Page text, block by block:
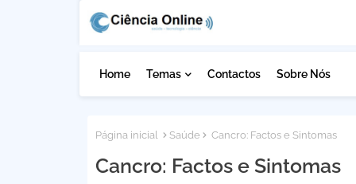
Home Temas Contactos Sobre Nós
Página inicial Saúde Cancro: Factos e Sintomas
Cancro: Factos e Sintomas